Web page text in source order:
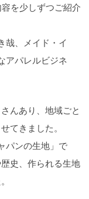
を少しずつご紹介
哉、メイド・イ
アパレルビジネ
んあり、地域ごと
てきました。
パンの生地」で
史、作られる生地